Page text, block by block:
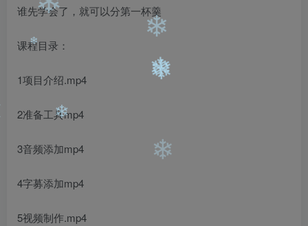
谁先学会了，就可以分第一杯羹
课程目录：
1项目介绍.mp4
2准备工具mp4
3音频添加mp4
4字募添加mp4
5视频制作.mp4
❄
❄
❄
❄